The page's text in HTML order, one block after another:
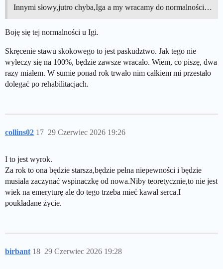
Innymi słowy,jutro chyba,Iga a my wracamy do normalności…
Boję się tej normalności u Igi.
Skręcenie stawu skokowego to jest paskudztwo. Jak tego nie
wyleczy się na 100%, będzie zawsze wracało. Wiem, co piszę, dwa
razy miałem. W sumie ponad rok trwało nim całkiem mi przestało
dolegać po rehabilitacjach.
collins02 29 Czerwiec 2026 19:26
17
I to jest wyrok.
Za rok to ona będzie starsza,będzie pełna niepewności i będzie
musiała zaczynać wspinaczkę od nowa.Niby teoretycznie,to nie jest
wiek na emeryturę ale do tego trzeba mieć kawał serca.I
poukładane życie.
birbant 29 Czerwiec 2026 19:28
18